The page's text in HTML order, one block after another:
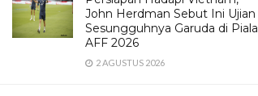
John Herdman Sebut Ini Ujian
Sesungguhnya Garuda di Piala
AFF 2026
2 AGUSTUS 2026